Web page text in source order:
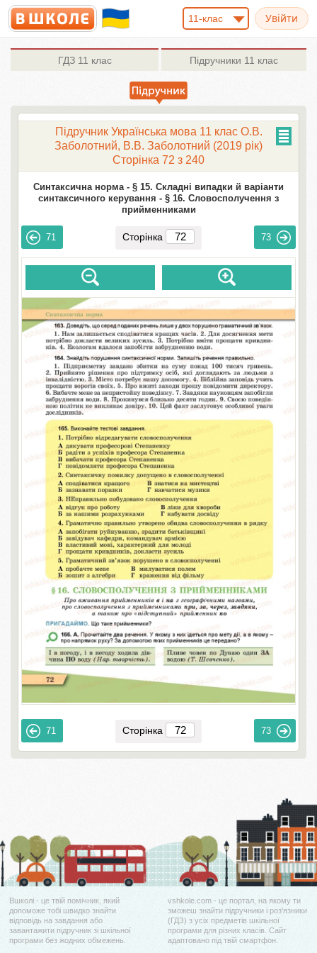
11-клас
ГДЗ11 клас Підручники 11 клас
Підручник Українська мова 11 клас О.В.
Заболотний, В.В. Заболотний (2019 рік)
Сторінка 72 з 240
Синтаксична норма - § 15. Складні випадки й варіанти
синтаксичного керування - § 16. Словосполучення з
прийменниками
71 Сторінка 73
71 Сторінка 73
Вшколі - це твій помічник, який
допоможе тобі швидко знайти
відповідь на завдання або
завантажити підручник зі шкільної
програми без жодних обмежень.
vshkole.com - це портал, на якому ти
зможеш знайти підручники і роз'язники
(ГДЗ) з усіх предметів шкільної
програми для різних класів. Сайт
адаптовано під твій смартфон.